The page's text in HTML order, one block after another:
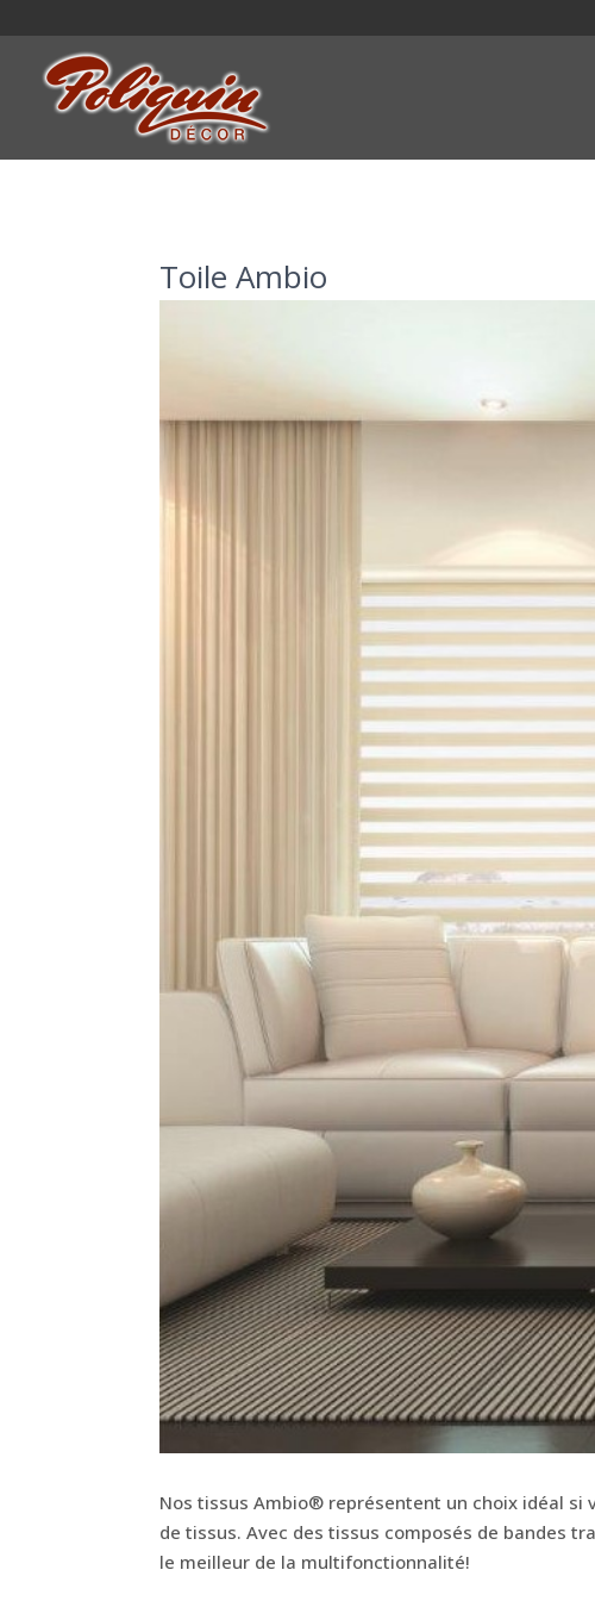
Toile Ambio
Nos tissus Ambio® représentent un choix idéal si
de tissus. Avec des tissus composés de bandes
le meilleur de la multifonctionnalité!